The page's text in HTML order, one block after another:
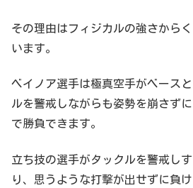
その理由はフィジカルの強さから
います。
ベイノア選手は極真空手がベース
ルを警戒しながらも姿勢を崩さず
で勝負できます。
立ち技の選手がタックルを警戒し
り、思うような打撃が出せずに負